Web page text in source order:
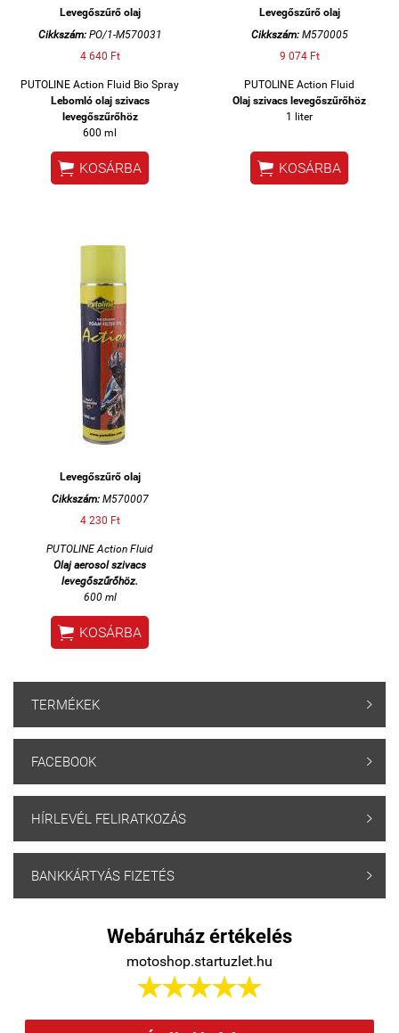
Levegőszűrő olaj
Cikkszám:PO/1-M570031
4 640 Ft
PUTOLINE Action Fluid Bio Spray
Lebomló olaj szivacs
levegőszűrőhöz
600 ml
 KOSÁRBA
Levegőszűrő olaj
Cikkszám:M570005
9 074 Ft
PUTOLINE Action Fluid
Olaj szivacs levegőszűrőhöz
1 liter
 KOSÁRBA
Levegőszűrő olaj
Cikkszám:M570007
4 230 Ft
PUTOLINE Action Fluid
Olaj aerosol szivacs
levegőszűrőhöz.
600 ml
 KOSÁRBA
TERMÉKEK 
FACEBOOK 
HÍRLEVÉL FELIRATKOZÁS 
BANKKÁRTYÁS FIZETÉS 
Webáruház értékelés
motoshop.startuzlet.hu
